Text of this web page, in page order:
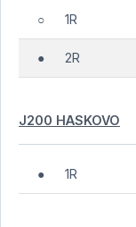
○ 1R
● 2R
J200 HASKOVO
● 1R